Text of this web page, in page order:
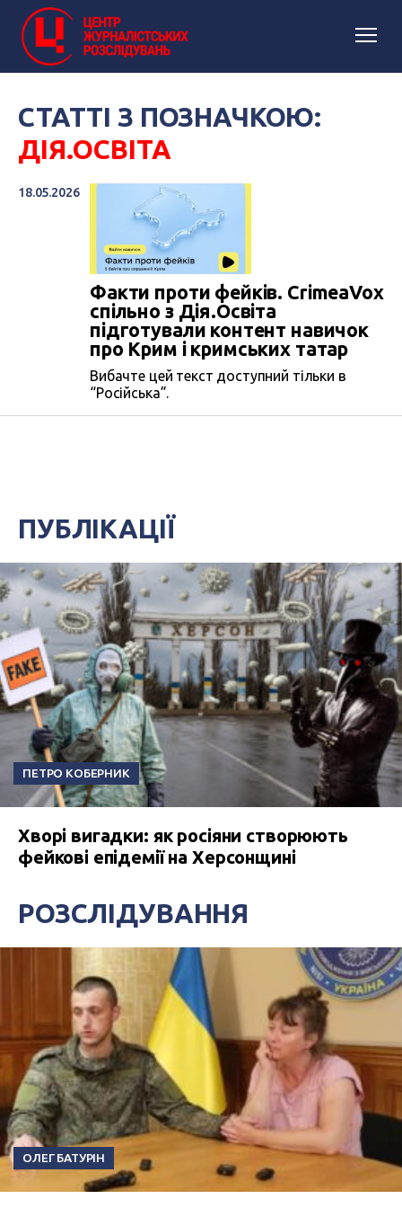
СТАТТІ З ПОЗНАЧКОЮ:
ДІЯ.ОСВІТА
18.05.2026
Факти проти фейків. CrimeaVox
спільно з Дія.Освіта
підготували контент навичок
про Крим і кримських татар
Вибачте цей текст доступний тільки в
“Російська”.
ПУБЛІКАЦІЇ
ПЕТРО КОБЕРНИК
Хворі вигадки: як росіяни створюють
фейкові епідемії на Херсонщині
РОЗСЛІДУВАННЯ
ОЛЕГ БАТУРІН